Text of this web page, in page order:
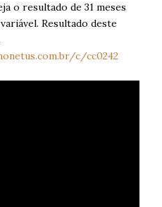
o resultado de 31 meses
Resultado deste
c/cc0242